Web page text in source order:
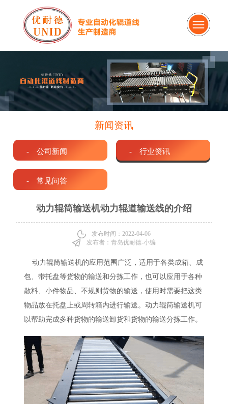
新闻资讯
- 公司新闻 - 行业资讯
- 常见问答
动力辊筒输送机动力辊道输送线的介绍
发布时间：2022-04-06
发布者：青岛优耐德-小编
动力辊筒输送机的应用范围广泛，适用于各类成箱、成
包、带托盘等货物的输送和分拣工作，也可以应用于各种
散料、小件物品、不规则货物的输送，使用时需要把这类
物品放在托盘上或周转箱内进行输送。 动力辊筒输送机可
以帮助完成多种货物的输送卸货和货物的输送分拣工作。